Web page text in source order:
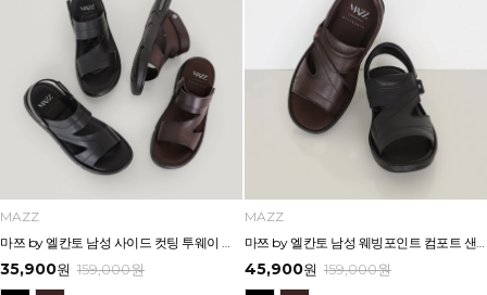
MAZZ
마쯔 by 엘칸토 남성 사이드 컷팅 투웨이 에어솔 샌들 3cm LCMW55M626
35,900원 159,000원
MAZZ
마쯔 by 엘칸토 남성 웨빙포인트 컴포트 샌들 3cm LCMW57M626
45,900원 159,000원